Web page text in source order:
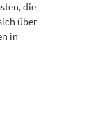
die
über
in